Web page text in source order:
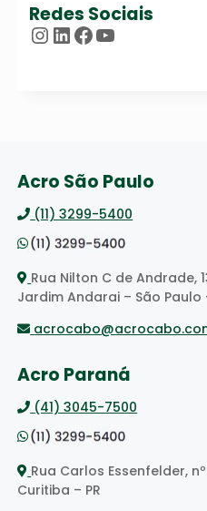
Redes Sociais
Instagram
LinkedIn
Facebook
Youtube
Acro São Paulo
(11) 3299-5400
Rua Nilton C de Andrade,
Jardim Andarai – São Paulo
Acro Paraná
(41) 3045-7500
Rua Carlos Essenfelder,
Curitiba – PR